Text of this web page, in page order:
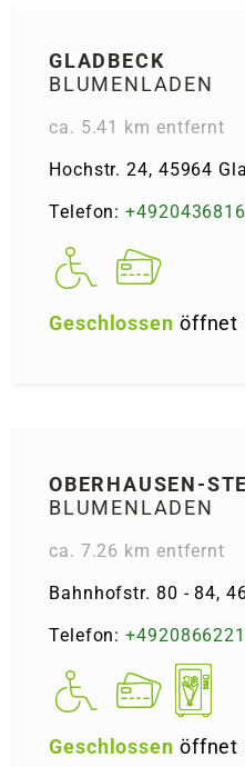
GLAD­BECK
BLUMENLADEN
ca. 5.41 km entfernt
Hochstr. 24, 45964
Telefon:
Geschlossen öffnet
OBER­HAUSEN-
BLUMENLADEN
ca. 7.26 km entfernt
Bahnhofstr. 80 - 84,
Telefon:
Geschlossen öffnet